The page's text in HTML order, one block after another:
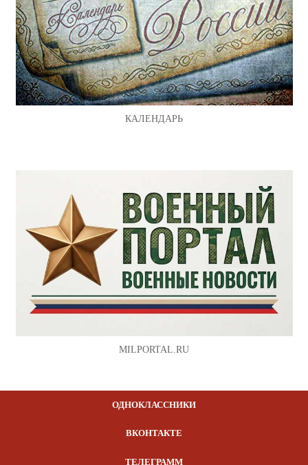
КАЛЕНДАРЬ
MILPORTAL.RU
ОДНОКЛАССНИКИ
ВКОНТАКТЕ
ТЕЛЕГРАММ